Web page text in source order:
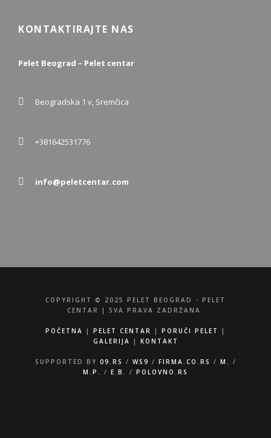
KONTAKTIRAJTE NAS
Pelet Beograd – Pelet centar
Beogradska 1 v, Sremčica
+381642531776
info@peletcentar.com
COPYRIGHT © 2025 PELET BEOGRAD - PELET
CENTAR | SVA PRAVA ZADRŽANA.
POČETNA | PELET CENTAR | PORUČI PELET
|
GALERIJA | KONTAKT
SUPPORTED BY 09.RS / WS9 / FIRMA.CO.RS / M.
/
M.P.
/ E.B. / POLOVNO.RS